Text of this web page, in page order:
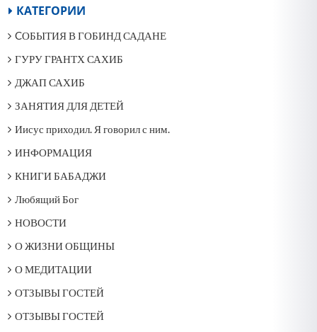
КАТЕГОРИИ
CОБЫТИЯ В ГОБИНД САДАНЕ
ГУРУ ГРАНТХ САХИБ
ДЖАП САХИБ
ЗАНЯТИЯ ДЛЯ ДЕТЕЙ
Иисус приходил. Я говорил с ним.
ИНФОРМАЦИЯ
КНИГИ БАБАДЖИ
Любящий Бог
НОВОСТИ
О ЖИЗНИ ОБЩИНЫ
О МЕДИТАЦИИ
ОТЗЫВЫ ГОСТЕЙ
ОТЗЫВЫ ГОСТЕЙ